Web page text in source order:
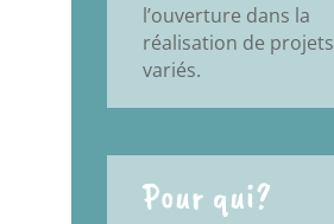
l’ouverture dans la
réalisation de projets
variés.
Pour qui?